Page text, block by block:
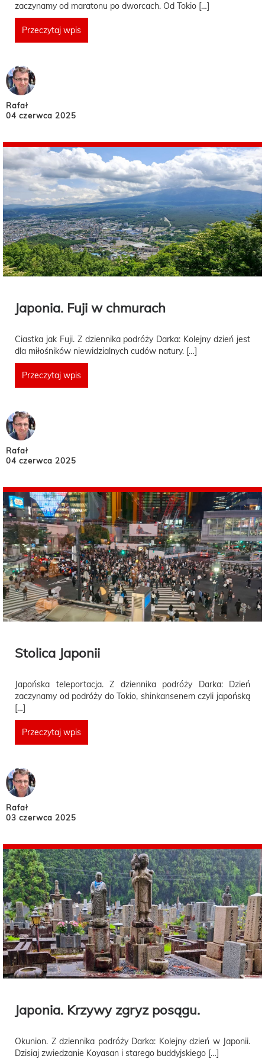
zaczynamy od maratonu po dworcach. Od Tokio […]
Przeczytaj wpis
Rafał
04 czerwca 2025
Japonia. Fuji w chmurach
Ciastka jak Fuji. Z dziennika podróży Darka: Kolejny dzień jest
dla miłośników niewidzialnych cudów natury. […]
Przeczytaj wpis
Rafał
04 czerwca 2025
Stolica Japonii
Japońska teleportacja. Z dziennika podróży Darka: Dzień
zaczynamy od podróży do Tokio, shinkansenem czyli japońską
[…]
Przeczytaj wpis
Rafał
03 czerwca 2025
Japonia. Krzywy zgryz posągu.
Okunion. Z dziennika podróży Darka: Kolejny dzień w Japonii.
Dzisiaj zwiedzanie Koyasan i starego buddyjskiego […]